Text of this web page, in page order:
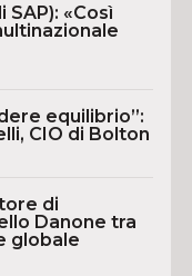
SAP): «Così
equilibrio”:
CIO di Bolton
di
Danone tra
globale